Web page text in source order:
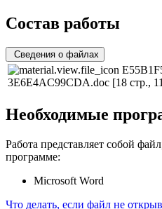
Состав работы
Сведения о файлах
3E6E4AC99CDA.doc [18 стр.,
Необходимые
Работа представляет собой
программе:
Microsoft Word
Что делать, если файл не